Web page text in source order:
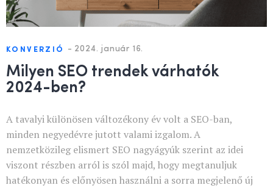
KONVERZIÓ - 2024. január 16.
Milyen SEO trendek várhatók
2024-ben?
A tavalyi különösen változékony év volt a SEO-ban,
minden negyedévre jutott valami izgalom. A
nemzetközileg elismert SEO nagyágyúk szerint az idei
viszont részben arról is szól majd, hogy megtanuljuk
hatékonyan és előnyösen használni a sorra megjelenő új